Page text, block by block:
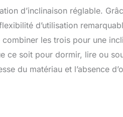
Utilisez l'un des deux oreillers,
maximal : avec différentes
triangulaire 3 en 1 offre un confort
le plus votre corps. Pas
gaspillez pas d'argent sur un
marché imbibés de produits
supérieure sont utilisés pour
d’inclinaison réglable.
d’utilisation
les trois pour une
ce soit pour dormir, lire ou
du matériau et l’absence